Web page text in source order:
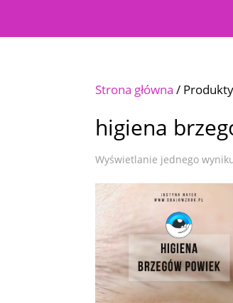
Strona główna /
higiena
Wyświetlanie jednego